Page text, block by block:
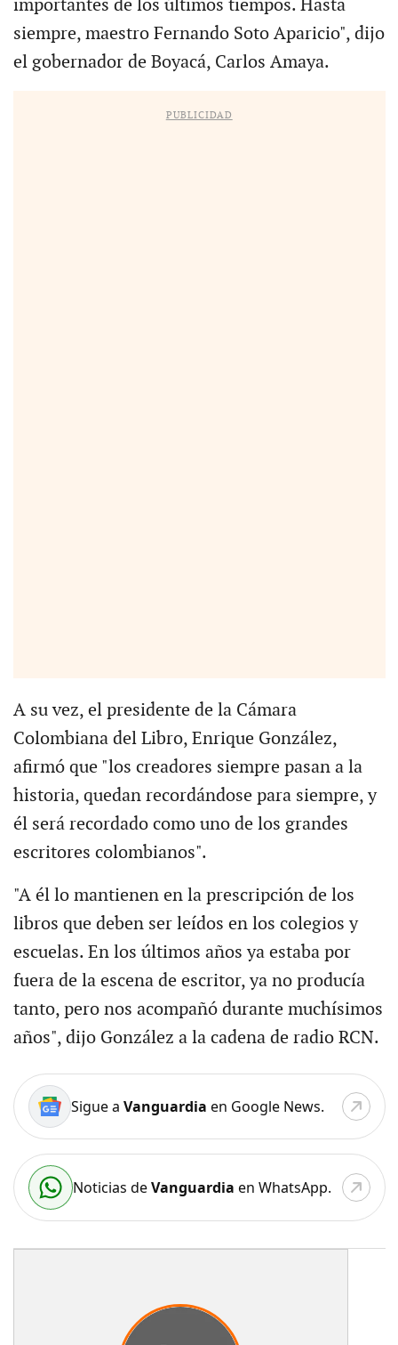
importantes de los últimos tiempos. Hasta
siempre, maestro Fernando Soto Aparicio", dijo
el gobernador de Boyacá, Carlos Amaya.
PUBLICIDAD
A su vez, el presidente de la Cámara
Colombiana del Libro, Enrique González,
afirmó que "los creadores siempre pasan a la
historia, quedan recordándose para siempre, y
él será recordado como uno de los grandes
escritores colombianos".
"A él lo mantienen en la prescripción de los
libros que deben ser leídos en los colegios y
escuelas. En los últimos años ya estaba por
fuera de la escena de escritor, ya no producía
tanto, pero nos acompañó durante muchísimos
años", dijo González a la cadena de radio RCN.
Sigue a Vanguardia en Google News.
Noticias deVanguardia en WhatsApp.